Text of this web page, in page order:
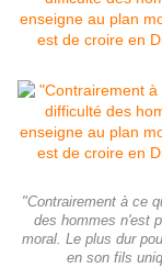
"Contrairement à ce
des hommes n'est
moral. Le plus dur
en son fils